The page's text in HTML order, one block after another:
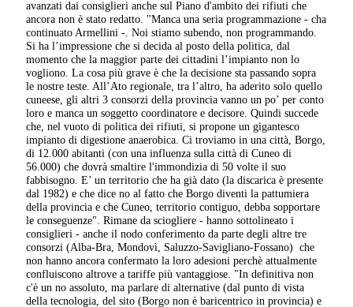
avanzati dai consiglieri anche sul Piano d'ambito dei rifiuti che
ancora non è stato redatto. "Manca una seria programmazione - cha
continuato Armellini -. Noi stiamo subendo, non programmando.
Si ha l’impressione che si decida al posto della politica, dal
momento che la maggior parte dei cittadini l’impianto non lo
vogliono. La cosa più grave è che la decisione sta passando sopra
le nostre teste. All’Ato regionale, tra l’altro, ha aderito solo quello
cuneese, gli altri 3 consorzi della provincia vanno un po’ per conto
loro e manca un soggetto coordinatore e decisore. Quindi succede
che, nel vuoto di politica dei rifiuti, si propone un gigantesco
impianto di digestione anaerobica. Ci troviamo in una città, Borgo,
di 12.000 abitanti (con una influenza sulla città di Cuneo di
56.000) che dovrà smaltire l'immondizia di 50 volte il suo
fabbisogno. E’ un territorio che ha già dato (la discarica è presente
dal 1982) e che dice no al fatto che Borgo diventi la pattumiera
della provincia e che Cuneo, territorio contiguo, debba sopportare
le conseguenze". Rimane da sciogliere - hanno sottolineato i
consiglieri - anche il nodo conferimento da parte degli altre tre
consorzi (Alba-Bra, Mondovì, Saluzzo-Savigliano-Fossano) che
non hanno ancora confermato la loro adesioni perchè attualmente
confluiscono altrove a tariffe più vantaggiose. "In definitiva non
c'è un no assoluto, ma parlare di alternative (dal punto di vista
della tecnologia, del sito (Borgo non è baricentrico in provincia) e